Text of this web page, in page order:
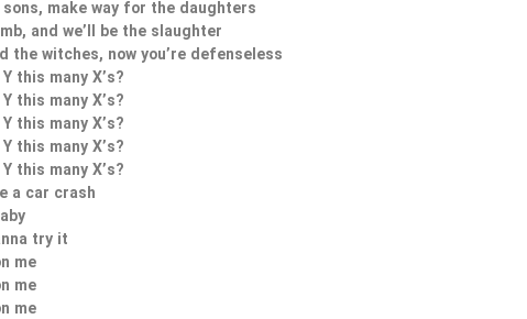
make way for the daughters
and we’ll be the slaughter
the witches, now you’re defenseless
this many X’s?
this many X’s?
this many X’s?
this many X’s?
this many X’s?
a car crash
try it
me
me
me